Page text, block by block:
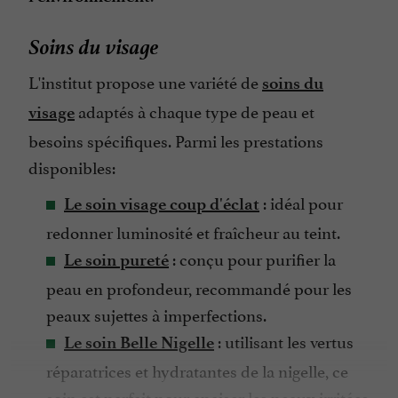
Soins du visage
L'institut propose une variété de soins du
visage adaptés à chaque type de peau et
besoins spécifiques. Parmi les prestations
disponibles:
Le soin visage coup d'éclat : idéal pour
redonner luminosité et fraîcheur au teint.
Le soin pureté : conçu pour purifier la
peau en profondeur, recommandé pour les
peaux sujettes à imperfections.
Le soin Belle Nigelle : utilisant les vertus
réparatrices et hydratantes de la nigelle, ce